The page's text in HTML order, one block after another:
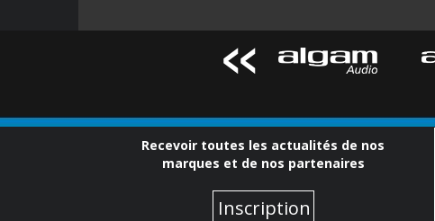
Recevoir toutes les actualités de nos
marques et de nos partenaires
Inscription